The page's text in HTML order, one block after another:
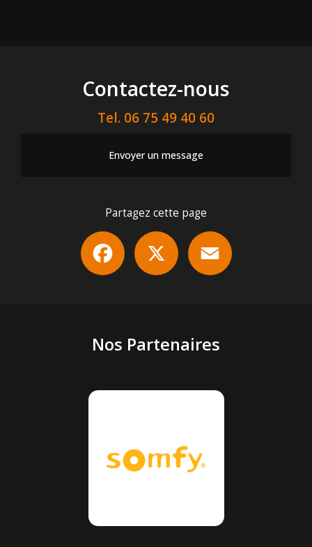
Contactez-nous
Tel. 06 75 49 40 60
Envoyer un message
Partagez cette page
Facebook
Nos Partenaires